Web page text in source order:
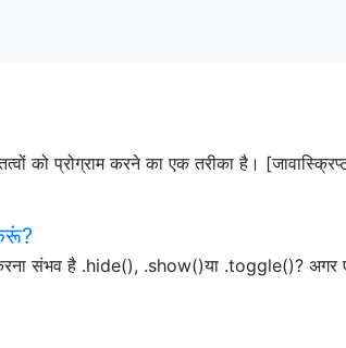
प्रोग्राम करने का एक तरीका है।
संभव है .hide(), .show()या .toggle()? अगर